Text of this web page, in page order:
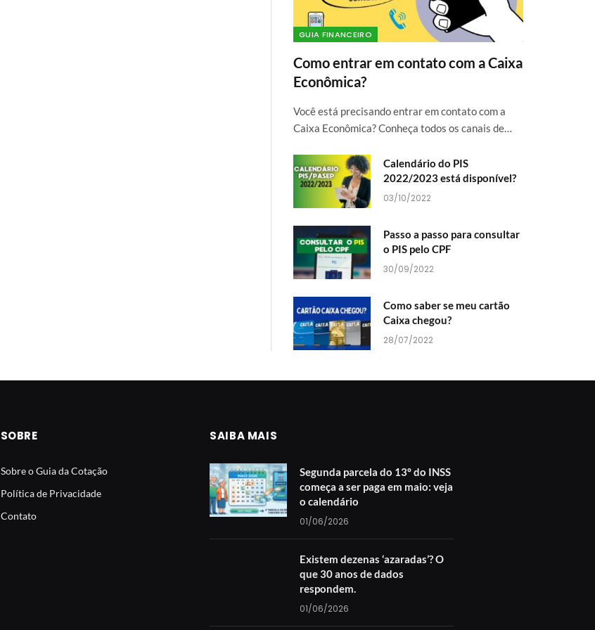
GUIA FINANCEIRO
Como entrar em contato com a Caixa
Econômica?
Você está precisando entrar em contato com a
Caixa Econômica? Conheça todos os canais de…
Calendário do PIS
2022/2023 está disponível?
03/10/2022
Passo a passo para consultar
o PIS pelo CPF
30/09/2022
Como saber se meu cartão
Caixa chegou?
28/07/2022
SOBRE
Sobre o Guia da Cotação
Política de Privacidade
Contato
SAIBA MAIS
Segunda parcela do 13º do INSS
começa a ser paga em maio: veja
o calendário
01/06/2026
Existem dezenas ‘azaradas’? O
que 30 anos de dados
respondem.
01/06/2026